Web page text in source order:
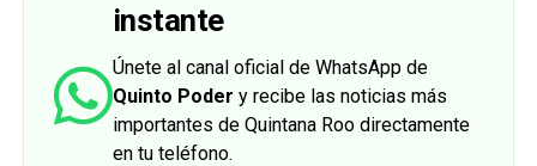
instante
Únete al canal oficial de WhatsApp de
Quinto Poder y recibe las noticias más
importantes de Quintana Roo directamente
en tu teléfono.